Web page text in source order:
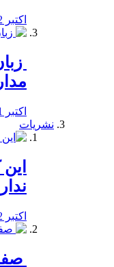
اکتبر 22, 2019
اکتبر 21, 2019
نشریات
اکتبر 22, 2019